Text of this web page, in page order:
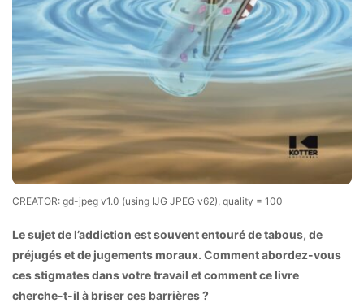
CREATOR: gd-jpeg v1.0 (using IJG JPEG v62), quality = 100
Le sujet de l’addiction est souvent entouré de tabous, de
préjugés et de jugements moraux. Comment abordez-vous
ces stigmates dans votre travail et comment ce livre
cherche-t-il à briser ces barrières ?